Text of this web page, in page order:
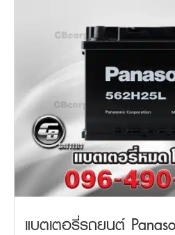
แบตเตอรี่รถยนต์